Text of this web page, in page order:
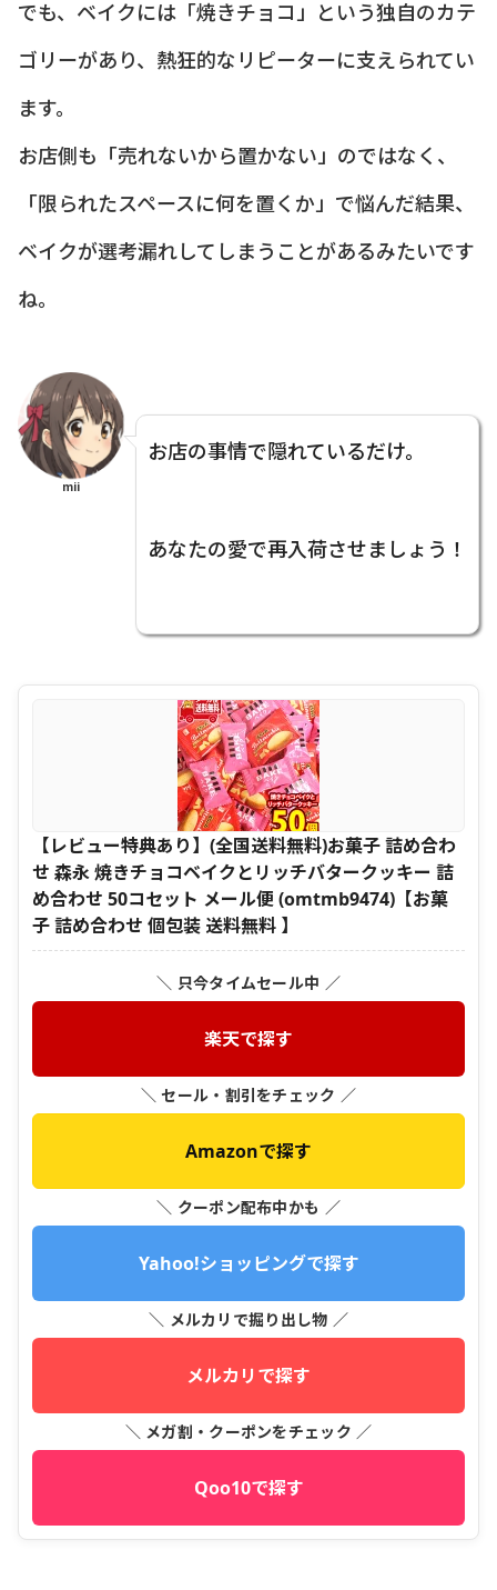
でも、ベイクには「焼きチョコ」という独自のカテ
ゴリーがあり、熱狂的なリピーターに支えられてい
ます。
お店側も「売れないから置かない」のではなく、
「限られたスペースに何を置くか」で悩んだ結果、
ベイクが選考漏れしてしまうことがあるみたいです
ね。
mii
お店の事情で隠れているだけ。
あなたの愛で再入荷させましょう！
【レビュー特典あり】(全国送料無料)お菓子 詰め合わ
せ 森永 焼きチョコベイクとリッチバタークッキー 詰
め合わせ 50コセット メール便 (omtmb9474)【お菓
子 詰め合わせ 個包装 送料無料 】
＼ 只今タイムセール中 ／
楽天で探す
＼ セール・割引をチェック ／
Amazonで探す
＼ クーポン配布中かも ／
Yahoo!ショッピングで探す
＼ メルカリで掘り出し物 ／
メルカリで探す
＼ メガ割・クーポンをチェック ／
Qoo10で探す